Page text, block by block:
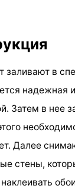
заливают в
надежная
Затем в нее
Далее
стены,